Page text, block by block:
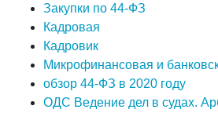
Закупки по 44-ФЗ
Кадровая
Кадровик
Микрофинансовая и
обзор 44-ФЗ в 2020 году
ОДС Ведение дел в судах.